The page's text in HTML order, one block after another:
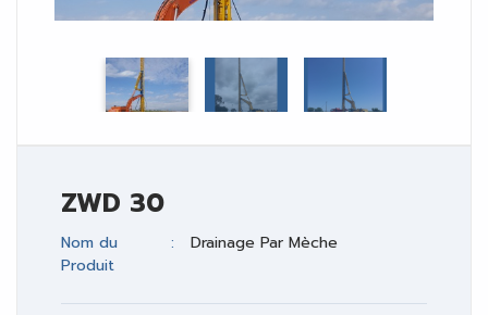
ZWD 30
Nom du
Produit
Drainage Par Mèche